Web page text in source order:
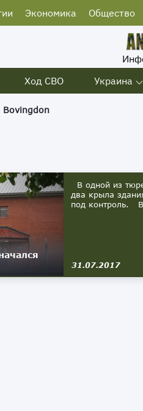
Экономика Общество
Ход СВО Украина
Bovingdon
В одной из
два крыла
под контроль.
31.07.2017